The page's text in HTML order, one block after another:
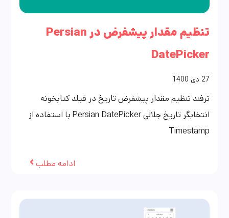
تنظیم مقدار پیشفرض در Persian
DatePicker
27 دی 1400
ترفند تنظیم مقدار پیشفرض تاریخ در فیلد کتابخونه
انتخابگر تاریخ جلالی Persian DatePicker با استفاده از
Timestamp
ادامه مطلب